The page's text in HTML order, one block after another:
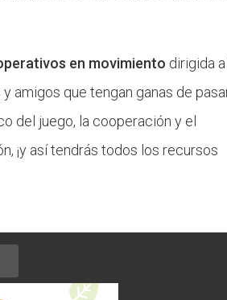
en movimiento dirigida
amigos que tengan ganas de
del juego, la cooperación y el
¡y así tendrás todos los recursos